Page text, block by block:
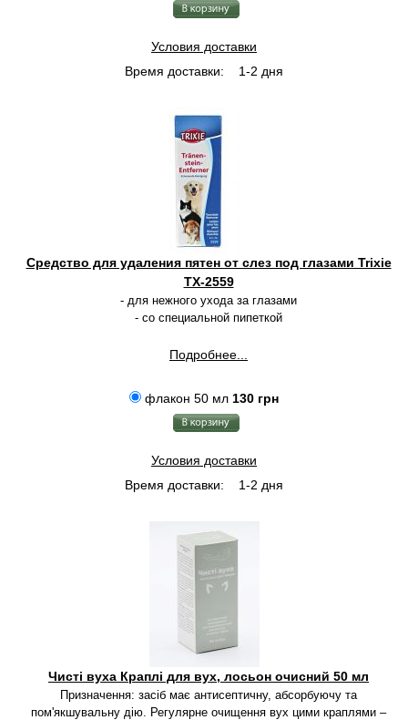
Условия доставки
Время доставки:
1-2 дня
Средство для удаления пятен от слез под глазами Trixie
TX-2559
- для нежного ухода за глазами
- со специальной пипеткой
Подробнее...
флакон 50 мл 130 грн
Условия доставки
Время доставки:
1-2 дня
Чисті вуха Краплі для вух, лосьон очисний 50 мл
Призначення: засіб має антисептичну, абсорбуючу та
пом'якшувальну дію. Регулярне очищення вух цими краплями –